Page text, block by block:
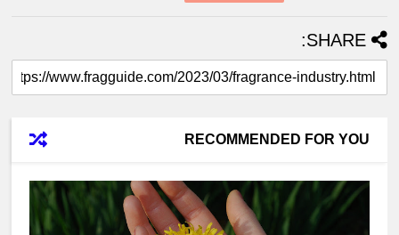
SHARE:
RECOMMENDED FOR YOU